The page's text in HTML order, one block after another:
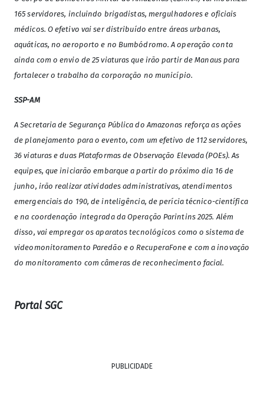
165 servidores, incluindo brigadistas, mergulhadores e oficiais
médicos. O efetivo vai ser distribuído entre áreas urbanas,
aquáticas, no aeroporto e no Bumbódromo. A operação conta
ainda com o envio de 25 viaturas que irão partir de Manaus para
fortalecer o trabalho da corporação no município.
SSP-AM
A Secretaria de Segurança Pública do Amazonas reforça as ações
de planejamento para o evento, com um efetivo de 112 servidores,
36 viaturas e duas Plataformas de Observação Elevada (POEs). As
equipes, que iniciarão embarque a partir do próximo dia 16 de
junho, irão realizar atividades administrativas, atendimentos
emergenciais do 190, de inteligência, de perícia técnico-científica
e na coordenação integrada da Operação Parintins 2025.Além
disso, vai empregar os aparatos tecnológicos como o sistema de
videomonitoramento Paredão e o RecuperaFone e com a inovação
do monitoramento com câmeras de reconhecimento facial.
Portal SGC
PUBLICIDADE